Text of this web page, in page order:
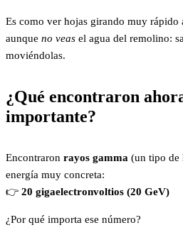
Es como ver hojas girando muy rápido
aunque no veas el agua del remolino:
moviéndolas.
¿Qué encontraron
importante?
Encontraron rayos gamma (un tipo de
energía muy concreta:
👉 20 gigaelectronvoltios (20 GeV)
¿Por qué importa ese número?